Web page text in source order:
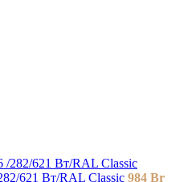
621 Вт/RAL Classic 984 Br